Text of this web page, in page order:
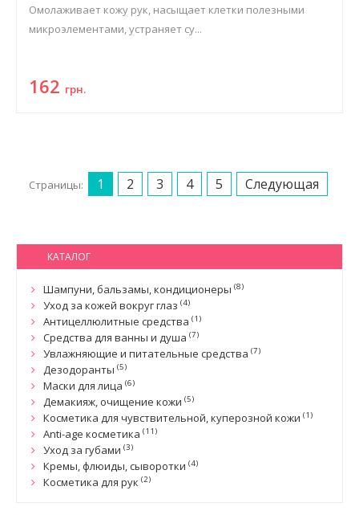
Омолаживает кожу рук, насыщает клетки полезными
микроэлементами, устраняет су...
162 грн.
Страницы: 1 2 3 4 5 Следующая
КАТАЛОГ
Шампуни, бальзамы, кондиционеры (8)
Уход за кожей вокруг глаз (4)
Антицеллюлитные средства (1)
Средства для ванны и душа (7)
Увлажняющие и питательные средства (7)
Дезодоранты (5)
Маски для лица (6)
Демакияж, очищение кожи (5)
Косметика для чувствительной, куперозной кожи (1)
Anti-age косметика (11)
Уход за губами (3)
Кремы, флюиды, сыворотки (4)
Косметика для рук (2)